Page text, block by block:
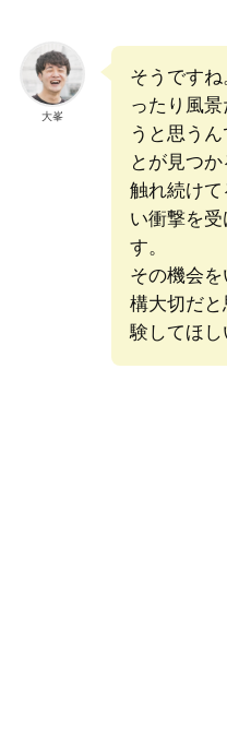
大峯
そうです
ったり風
うと思う
とが見つ
触れ続け
い衝撃を
す。
その機会
構大切だ
験してほし